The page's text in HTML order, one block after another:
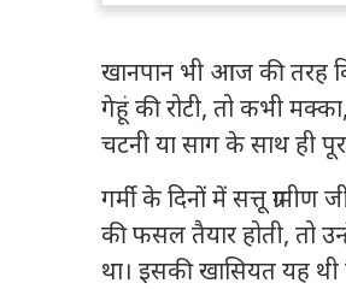
खानपान भी आज की तरह
गेहूं की रोटी, तो कभी
चटनी या साग के साथ ही
गर्मी के दिनों में सत्तू
की फसल तैयार होती, तो
था। इसकी खासियत यह